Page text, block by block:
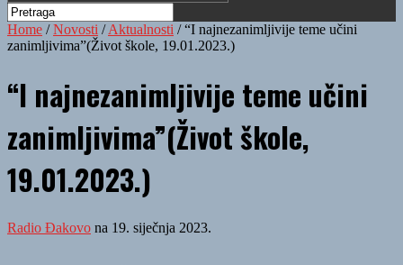
Home /Novosti /Aktualnosti /“I najnezanimljivije teme učini
zanimljivima”(Život škole, 19.01.2023.)
“I najnezanimljivije teme učini
zanimljivima”(Život škole,
19.01.2023.)
Radio Đakovo na 19. siječnja 2023.